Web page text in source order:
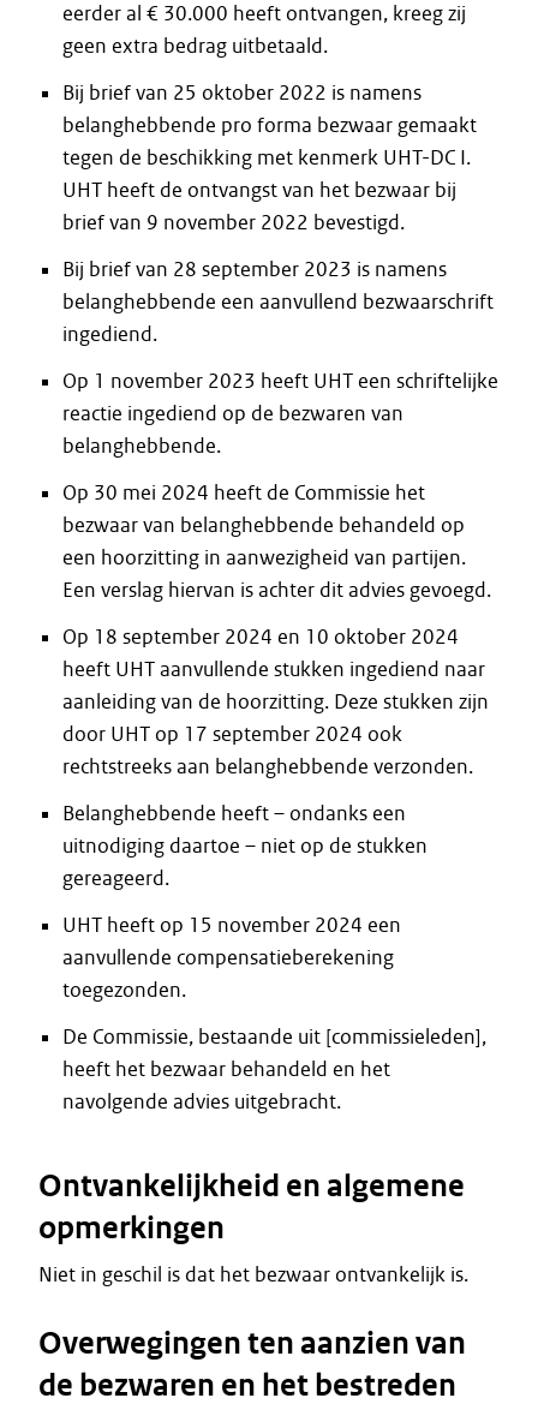
eerder al € 30.000 heeft ontvangen, kreeg zij
geen extra bedrag uitbetaald.
Bij brief van 25 oktober 2022 is namens
belanghebbende pro forma bezwaar gemaakt
tegen de beschikking met kenmerk UHT-DC I.
UHT heeft de ontvangst van het bezwaar bij
brief van 9 november 2022 bevestigd.
Bij brief van 28 september 2023 is namens
belanghebbende een aanvullend bezwaarschrift
ingediend.
Op 1 november 2023 heeft UHT een schriftelijke
reactie ingediend op de bezwaren van
belanghebbende.
Op 30 mei 2024 heeft de Commissie het
bezwaar van belanghebbende behandeld op
een hoorzitting in aanwezigheid van partijen.
Een verslag hiervan is achter dit advies gevoegd.
Op 18 september 2024 en 10 oktober 2024
heeft UHT aanvullende stukken ingediend naar
aanleiding van de hoorzitting. Deze stukken zijn
door UHT op 17 september 2024 ook
rechtstreeks aan belanghebbende verzonden.
Belanghebbende heeft – ondanks een
uitnodiging daartoe – niet op de stukken
gereageerd.
UHT heeft op 15 november 2024 een
aanvullende compensatieberekening
toegezonden.
De Commissie, bestaande uit [commissieleden],
heeft het bezwaar behandeld en het
navolgende advies uitgebracht.
Ontvankelijkheid en algemene
opmerkingen
Niet in geschil is dat het bezwaar ontvankelijk is.
Overwegingen ten aanzien van
de bezwaren en het bestreden